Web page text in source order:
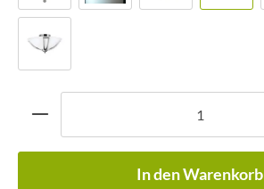
In den Warenkorb